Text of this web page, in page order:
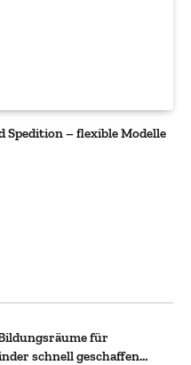
Spedition – flexible Modelle
für
schnell geschaffen